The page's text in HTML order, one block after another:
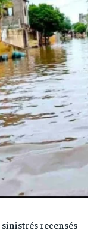
recensés